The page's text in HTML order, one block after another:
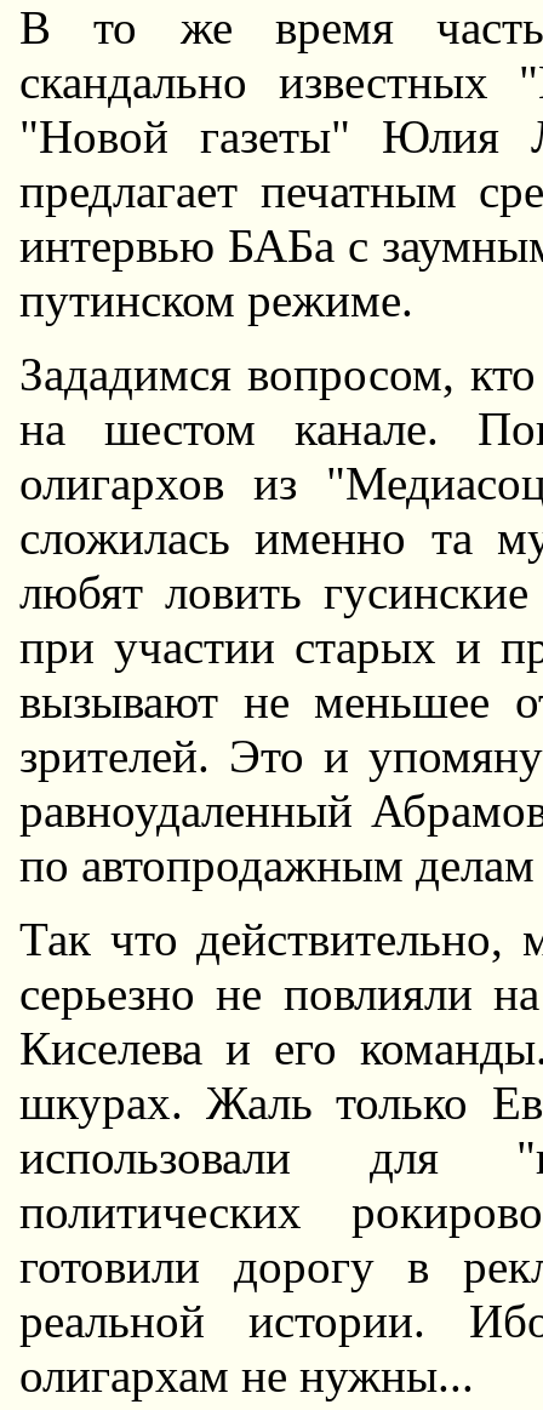
В то же время
скандально известных
"Hовой газеты" Юлия
предлагает печатным
интервью БАБа с
путинском режиме.
Зададимся вопросом,
на шестом канале.
олигархов из
сложилась именно та
любят ловить
при участии старых и
вызывают не меньшее
зрителей. Это и
равноудаленный
по автопродажным
Так что
серьезно не повлияли
Киселева и его
шкурах. Жаль только
использовали для
политических
готовили дорогу в
реальной истории.
олигархам не нужны...